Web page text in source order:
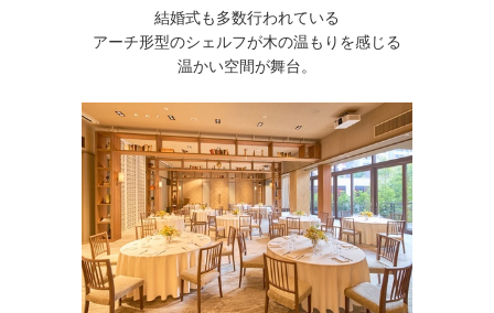
結婚式も多数行われている
アーチ形型のシェルフが木の温もりを感じる
温かい空間が舞台。